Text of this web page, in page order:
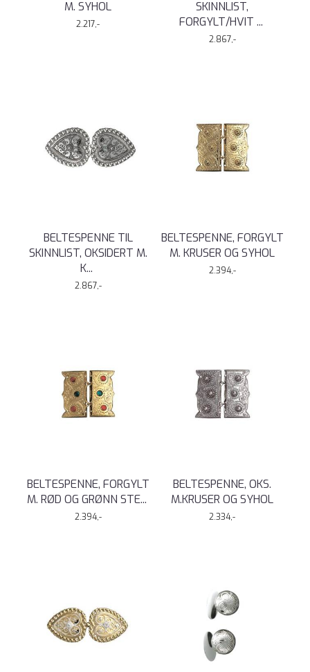
M. SYHOL
2.217,-
SKINNLIST,
FORGYLT/HVIT ...
2.867,-
BELTESPENNE TIL
SKINNLIST, OKSIDERT M.
K...
2.867,-
BELTESPENNE, FORGYLT
M. KRUSER OG SYHOL
2.394,-
BELTESPENNE, FORGYLT
M. RØD OG GRØNN STE...
2.394,-
BELTESPENNE, OKS.
M.KRUSER OG SYHOL
2.334,-